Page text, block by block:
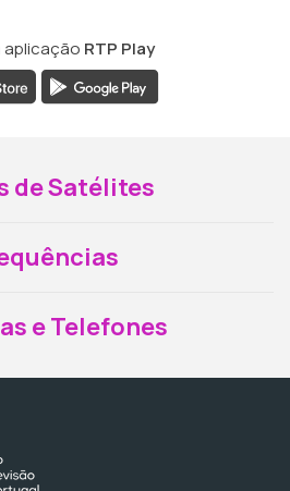
aplicação RTP Play
de Satélites
e Telefones